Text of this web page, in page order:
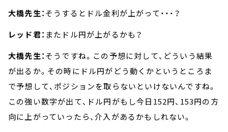
大橋先生：そうするとドル金利が上がって・・・？
レッド君： またドル円が上がるかも？
大橋先生：そうですね。この予想に対して、どういう結果
が出るか。その時にドル円がどう動くかというところま
で予想して、ポジションを取らないといけないんですね。
この強い数字が出て、ドル円がもし今日152円、153円の方
向に上がっていったら、介入があるかもしれない。